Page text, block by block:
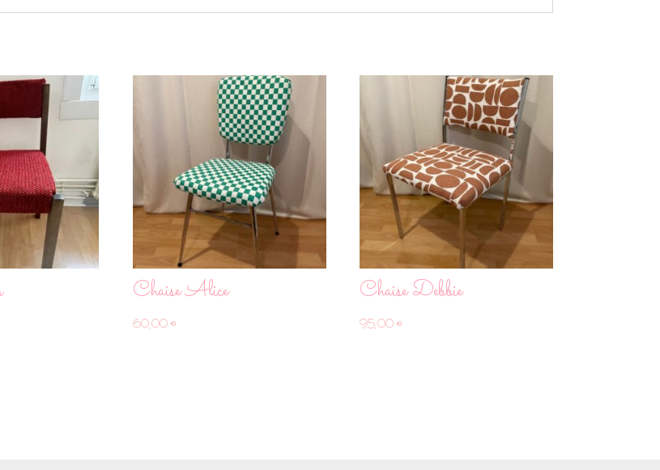
Chaise Alice
60,00 €
Chaise Debbie
95,00 €